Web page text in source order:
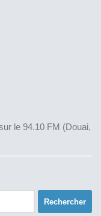
le 94.10 FM (Douai,